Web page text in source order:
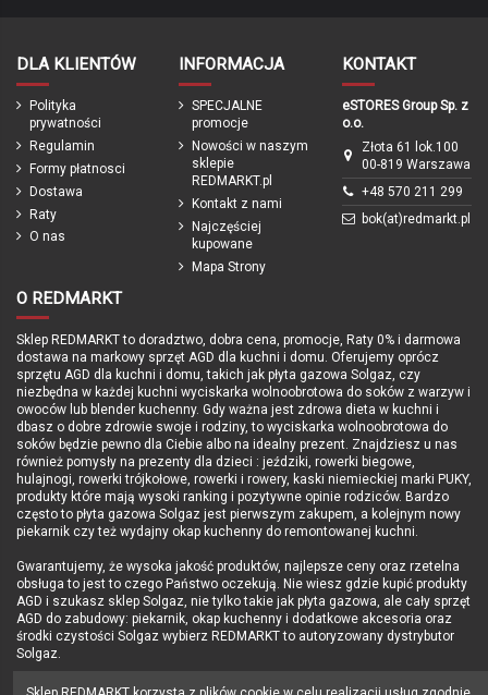
DLA KLIENTÓW
Polityka
prywatności
Regulamin
Formy płatnosci
Dostawa
Raty
O nas
INFORMACJA
SPECJALNE
promocje
Nowości w naszym
sklepie
REDMARKT.pl
Kontakt z nami
Najczęściej
kupowane
Mapa Strony
KONTAKT
eSTORES Group Sp. z
o.o.
Złota 61 lok.100
00-819 Warszawa
+48 570 211 299
bok(at)redmarkt.pl
O REDMARKT
Sklep REDMARKT to doradztwo, dobra cena, promocje, Raty 0% i darmowa
dostawa na markowy sprzęt AGD dla kuchni i domu. Oferujemy oprócz
sprzętu AGD dla kuchni i domu, takich jak płyta gazowa Solgaz, czy
niezbędna w każdej kuchni wyciskarka wolnoobrotowa do soków z warzyw i
owoców lub blender kuchenny. Gdy ważna jest zdrowa dieta w kuchni i
dbasz o dobre zdrowie swoje i rodziny, to wyciskarka wolnoobrotowa do
soków będzie pewno dla Ciebie albo na idealny prezent. Znajdziesz u nas
również pomysły na prezenty dla dzieci : jeździki, rowerki biegowe,
hulajnogi, rowerki trójkołowe, rowerki i rowery, kaski niemieckiej marki PUKY,
produkty które mają wysoki ranking i pozytywne opinie rodziców. Bardzo
często to płyta gazowa Solgaz jest pierwszym zakupem, a kolejnym nowy
piekarnik czy też wydajny okap kuchenny do remontowanej kuchni.
Gwarantujemy, że wysoka jakość produktów, najlepsze ceny oraz rzetelna
obsługa to jest to czego Państwo oczekują. Nie wiesz gdzie kupić produkty
AGD i szukasz sklep Solgaz, nie tylko takie jak płyta gazowa, ale cały sprzęt
AGD do zabudowy: piekarnik, okap kuchenny i dodatkowe akcesoria oraz
środki czystości Solgaz wybierz REDMARKT to autoryzowany dystrybutor
Solgaz.
Sprawdź i KUPUJ Z NAMI - Zapraszamy sklep REDMARKT.pl !!!